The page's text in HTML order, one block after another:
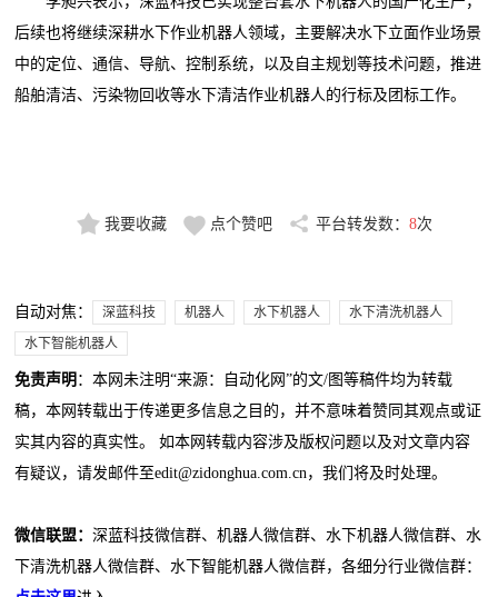
后续也将继续深耕水下作业机器人领域，主要解决水下立面作业场景
中的定位、通信、导航、控制系统，以及自主规划等技术问题，推进
船舶清洁、污染物回收等水下清洁作业机器人的行标及团标工作。
我要收藏 点个赞吧 平台转发数： 8次
自动对焦： 深蓝科技 机器人 水下机器人
水下清洗机器人
水下智能机器人
免责声明 ：本网未注明“来源：自动化网”的文/图等稿件均为转载
稿，本网转载出于传递更多信息之目的，并不意味着赞同其观点或证
实其内容的真实性。 如本网转载内容涉及版权问题以及对文章内容
有疑议，请发邮件至edit@zidonghua.com.cn，我们将及时处理。
微信联盟：深蓝科技微信群、机器人微信群、水下机器人微信群、水
下清洗机器人微信群、水下智能机器人微信群，各细分行业微信群：